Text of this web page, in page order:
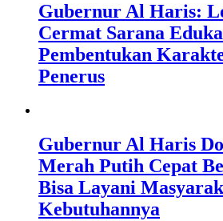
Gubernur Al Haris:
Cermat Sarana
Pembentukan
Penerus
Gubernur Al Haris
Merah Putih Cepat
Bisa Layani
Kebutuhannya